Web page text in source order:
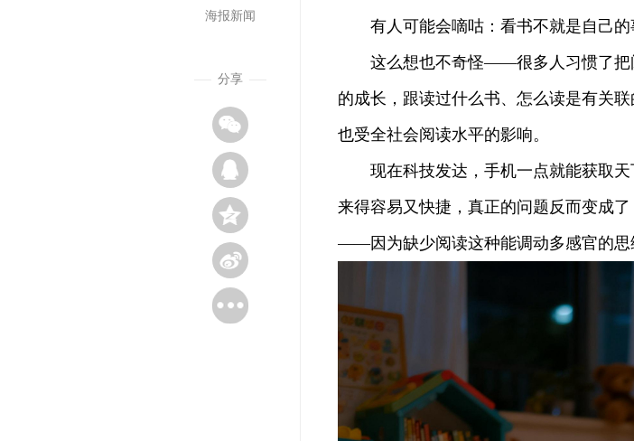
海报新闻
分享
有人可能会嘀咕：看书不就是自己的
这么想也不奇怪——很多人习惯了把阅
的成长，跟读过什么书、怎么读是有关
也受全社会阅读水平的影响。
现在科技发达，手机一点就能获取天
来得容易又快捷，真正的问题反而变成
——因为缺少阅读这种能调动多感官的思